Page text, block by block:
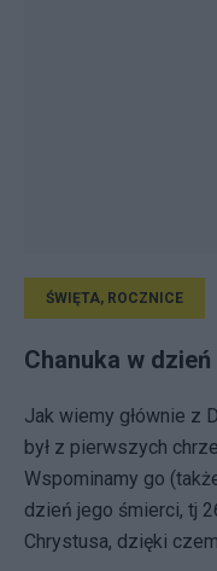
ŚWIĘTA, ROCZNICE
Chanuka w
Jak wiemy głównie z
był z pierwszych
Wspominamy go
dzień jego śmierci, tj
Chrystusa, dzięki